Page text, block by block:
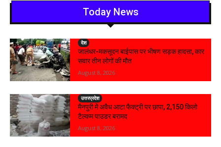
Today News
देश
जालंधर-मकसूदन बाईपास पर भीषण सड़क हादसा, कार
सवार तीन लोगों की मौत
August 8, 2026
उत्तरप्रदेश
मैनपुरी में अवैध आटा फैक्ट्री पर छापा, 2,150 किलो
टैल्कम पाउडर बरामद
August 8, 2026